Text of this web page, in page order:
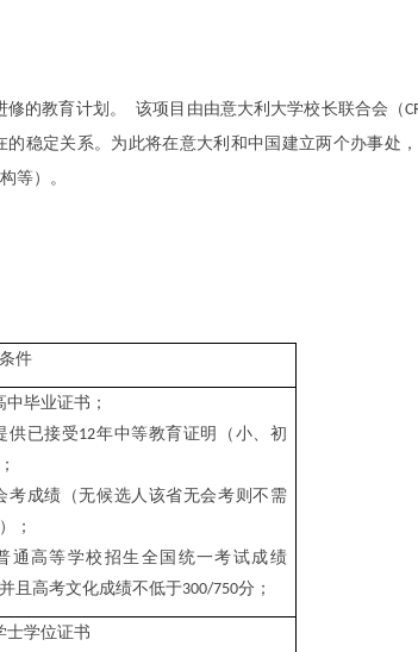
的教育计划。 该项目由由意大利大学校长联合会（
稳定关系。为此将在意大利和中国建立两个办事处
等）。
件
中毕业证书 ；
供已接受12年中等教育证明 （ 小、 初
考成绩 （无候选人该省无会考则不需
）；
通高等学校招生全国统一考试成绩
并且高考文化成绩不低于300/750分 ；
士学位证书